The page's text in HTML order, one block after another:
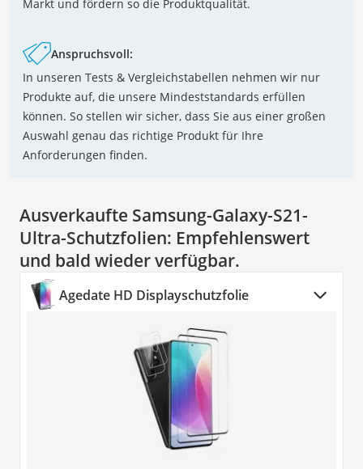
Markt und fördern so die Produktqualität.
Anspruchsvoll:
In unseren Tests & Vergleichstabellen nehmen wir nur
Produkte auf, die unsere Mindeststandards erfüllen
können. So stellen wir sicher, dass Sie aus einer großen
Auswahl genau das richtige Produkt für Ihre
Anforderungen finden.
Ausverkaufte Samsung-Galaxy-S21-
Ultra-Schutzfolien: Empfehlenswert
und bald wieder verfügbar.
Agedate HD Displayschutzfolie